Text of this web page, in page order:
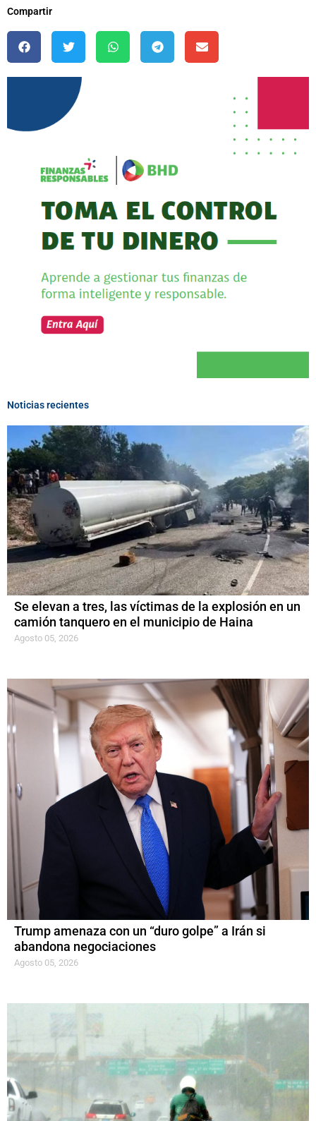
Compartir
Noticias recientes
Se elevan a tres, las víctimas de la explosión en un
camión tanquero en el municipio de Haina
Agosto 05, 2026
Trump amenaza con un “duro golpe” a Irán si
abandona negociaciones
Agosto 05, 2026